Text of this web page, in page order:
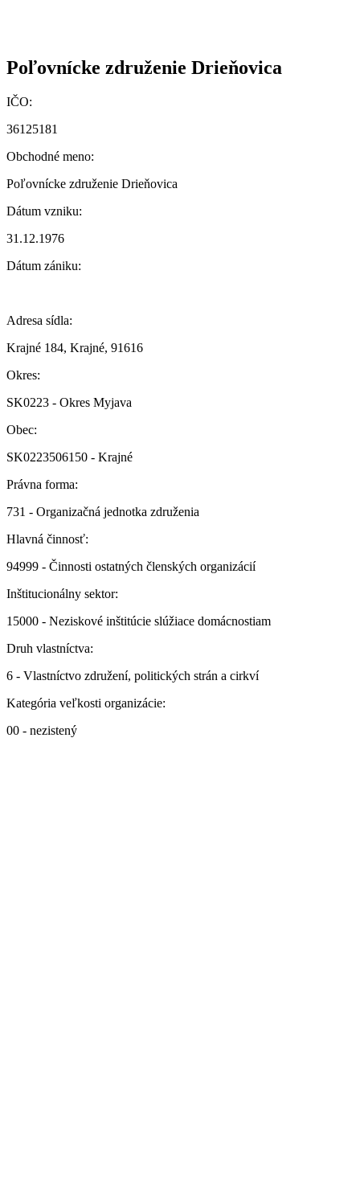
Poľovnícke združenie Drieňovica
IČO:
36125181
Obchodné meno:
Poľovnícke združenie Drieňovica
Dátum vzniku:
31.12.1976
Dátum zániku:
Adresa sídla:
Krajné 184, Krajné, 91616
Okres:
SK0223 - Okres Myjava
Obec:
SK0223506150 - Krajné
Právna forma:
731 - Organizačná jednotka združenia
Hlavná činnosť:
94999 - Činnosti ostatných členských organizácií
Inštitucionálny sektor:
15000 - Neziskové inštitúcie slúžiace domácnostiam
Druh vlastníctva:
6 - Vlastníctvo združení, politických strán a cirkví
Kategória veľkosti organizácie:
00 - nezistený